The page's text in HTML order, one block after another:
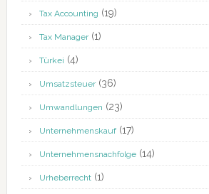
Tax Accounting (19)
Tax Manager(1)
Türkei (4)
Umsatzsteuer(36)
Umwandlungen (23)
Unternehmenskauf(17)
Unternehmensnachfolge(14)
Urheberrecht(1)